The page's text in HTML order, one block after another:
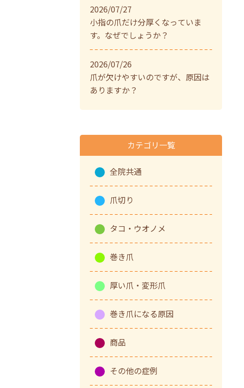
2026/07/27
小指の爪だけ分厚くなっていま
す。なぜでしょうか？
2026/07/26
爪が欠けやすいのですが、原因は
ありますか？
カテゴリ一覧
全院共通
爪切り
タコ・ウオノメ
巻き爪
厚い爪・変形爪
巻き爪になる原因
商品
その他の症例